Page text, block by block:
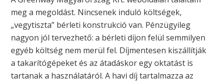
meg a megoldást. Nincsenek induló költségek,
„vegytiszta” bérleti konstrukció van. Pénzügyileg
nagyon jól tervezhető: a bérleti díjon felül semmilyen
egyéb költség nem merül fel. Díjmentesen kiszállítják
a takarítógépeket és az átadáskor egy oktatást is
tartanak a használatáról. A havi díj tartalmazza az